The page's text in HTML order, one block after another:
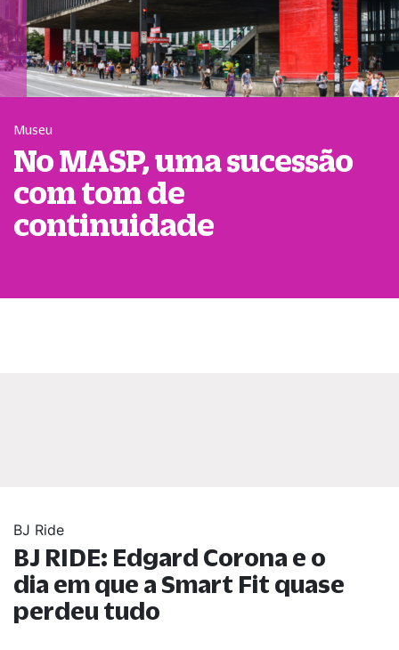
Museu
No MASP, uma sucessão
com tom de
continuidade
BJ Ride
BJ RIDE: Edgard Corona e o
dia em que a Smart Fit quase
perdeu tudo